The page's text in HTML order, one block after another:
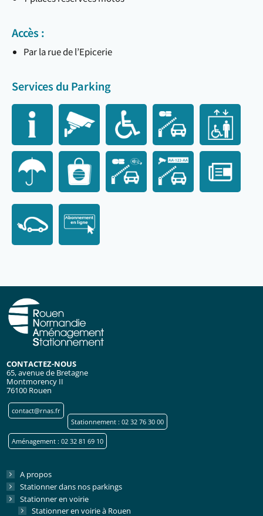
Accès :
Par la rue de l’Epicerie
Services du Parking
CONTACTEZ-NOUS
65, avenue de Bretagne
Montmorency II
76100 Rouen
contact@rnas.fr
Stationnement : 02 32 76 30 00
Aménagement : 02 32 81 69 10
A propos
Stationner dans nos parkings
Stationner en voirie
Stationner en voirie à Rouen